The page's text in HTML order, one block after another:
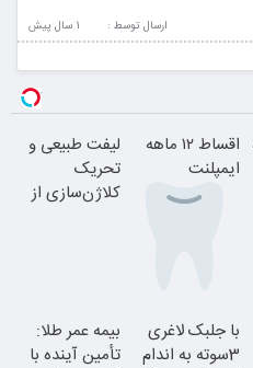
1 سال پيش ارسال توسط :
اقساط ۱۲ ماهه
ایمپلنت
ضامن؛ همین
امروز اقدام کن
لیفت طبیعی و
تحریک
کلاژن‌سازی از
با جلبک لاغری
3سوته به اندام
بیمه عمر طلا:
تأمین آینده با